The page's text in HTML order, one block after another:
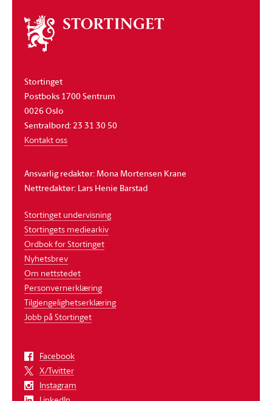
Om
stortinget
Stortinget
Postboks 1700 Sentrum
0026 Oslo
Sentralbord: 23 31 30 50
Kontakt oss
Ansvarlig redaktør: Mona Mortensen Krane
Nettredaktør: Lars Henie Barstad
Stortinget undervisning
Stortingets mediearkiv
Ordbok for Stortinget
Nyhetsbrev
Om nettstedet
Personvernerklæring
Tilgjengelighetserklæring
Jobb på Stortinget
Facebook
X/Twitter
Instagram